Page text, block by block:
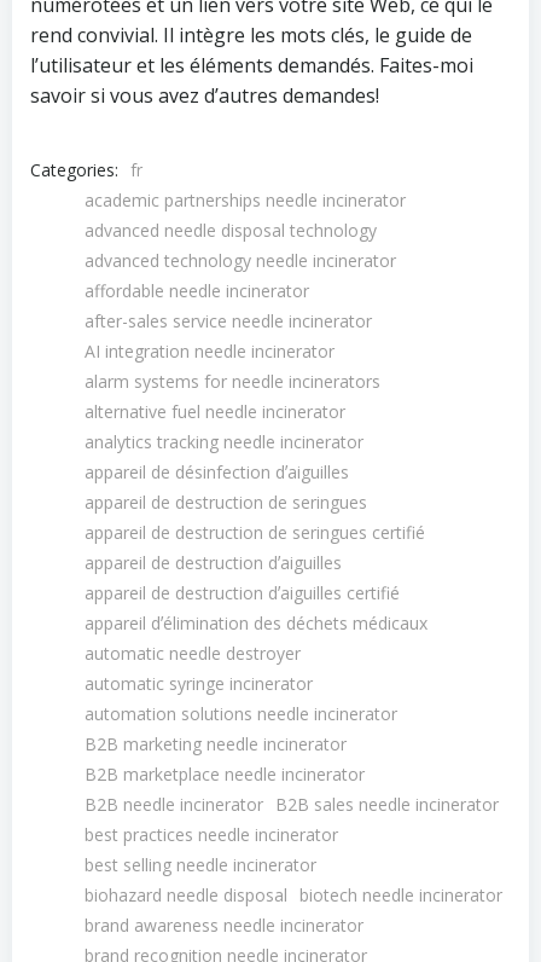
rend convivial. Il intègre les mots clés, le guide de
l’utilisateur et les éléments demandés. Faites-moi
savoir si vous avez d’autres demandes!
Categories: fr
academic partnerships needle incinerator
advanced needle disposal technology
advanced technology needle incinerator
affordable needle incinerator
after-sales service needle incinerator
AI integration needle incinerator
alarm systems for needle incinerators
alternative fuel needle incinerator
analytics tracking needle incinerator
appareil de désinfection dʼaiguilles
appareil de destruction de seringues
appareil de destruction de seringues certifié
appareil de destruction dʼaiguilles
appareil de destruction dʼaiguilles certifié
appareil dʼélimination des déchets médicaux
automatic needle destroyer
automatic syringe incinerator
automation solutions needle incinerator
B2B marketing needle incinerator
B2B marketplace needle incinerator
B2B needle incinerator
B2B sales needle incinerator
best practices needle incinerator
best selling needle incinerator
biohazard needle disposal
biotech needle incinerator
brand awareness needle incinerator
brand recognition needle incinerator